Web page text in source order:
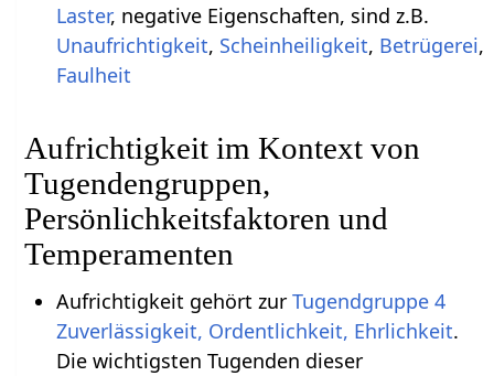
Laster, negative Eigenschaften, sind z.B.
Unaufrichtigkeit, Scheinheiligkeit, Betrügerei,
Faulheit
Aufrichtigkeit im Kontext von
Tugendengruppen,
Persönlichkeitsfaktoren und
Temperamenten
Aufrichtigkeit gehört zur Tugendgruppe 4
Zuverlässigkeit, Ordentlichkeit, Ehrlichkeit.
Die wichtigsten Tugenden dieser